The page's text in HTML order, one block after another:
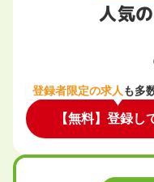
人気
登録者限定の求人も多
【無料】登録し